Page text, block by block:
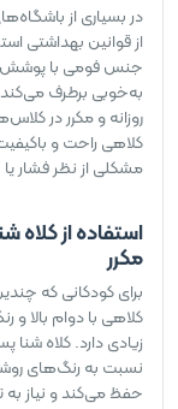
در بسیاری از
از قوانین بهداشتی
جنس فومی با پوشش
به‌خوبی برطرف
روزانه و مکرر در
کلاهی راحت و
مشکلی از نظر فشار
استفاده از کلاه
مکرر
برای کودکانی که
کلاهی با دوام بالا
زیادی دارد. کلاه شنا
نسبت به رنگ‌های
حفظ می‌کند و نیاز